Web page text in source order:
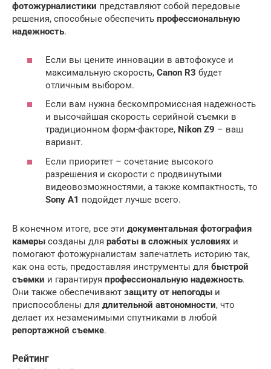
фотожурналистики представляют собой передовые
решения, способные обеспечить профессиональную
надежность.
Если вы цените инновации в автофокусе и
максимальную скорость, Canon R3 будет
отличным выбором.
Если вам нужна бескомпромиссная надежность
и высочайшая скорость серийной съемки в
традиционном форм-факторе, Nikon Z9 – ваш
вариант.
Если приоритет – сочетание высокого
разрешения и скорости с продвинутыми
видеовозможностями, а также компактность, то
Sony A1 подойдет лучше всего.
В конечном итоге, все эти документальная фотография
камеры созданы для работы в сложных условиях и
помогают фотожурналистам запечатлеть историю так,
как она есть, предоставляя инструменты для быстрой
съемки и гарантируя профессиональную надежность.
Они также обеспечивают защиту от непогоды и
приспособлены для длительной автономности, что
делает их незаменимыми спутниками в любой
репортажной съемке.
Рейтинг